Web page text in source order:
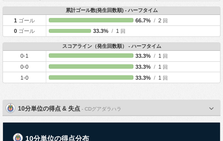
累計ゴール数(発生回数順) - ハーフタイム
1 ゴール 66.7% /2 回
0 ゴール 33.3% /1 回
スコアライン（発生回数順） - ハーフタイム
0-1 33.3% /1 回
0-0 33.3% /1 回
1-0 33.3% /1 回
10分単位の得点 & 失点- CDグアダラハラ
10分単位の得点分布